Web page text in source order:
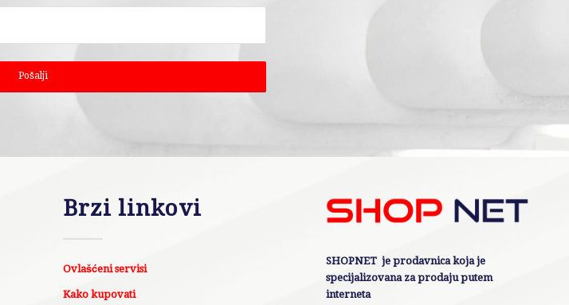
Brzi linkovi
Ovlašćeni servisi
Kako kupovati
SHOPNET je prodavnica koja je
specijalizovana za prodaju putem
interneta